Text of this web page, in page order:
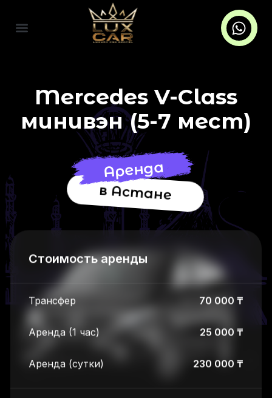
Mercedes V-Class
минивэн (5-7 мест)
Аренда
в Астане
Стоимость аренды
Трансфер 70 000 ₸
Аренда (1 час) 25 000 ₸
Аренда (сутки) 230 000 ₸